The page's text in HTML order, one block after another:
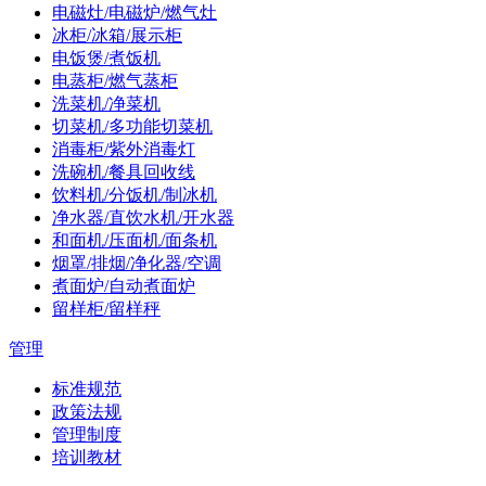
电磁灶/电磁炉/燃气灶
冰柜/冰箱/展示柜
电饭煲/煮饭机
电蒸柜/燃气蒸柜
洗菜机/净菜机
切菜机/多功能切菜机
消毒柜/紫外消毒灯
洗碗机/餐具回收线
饮料机/分饭机/制冰机
净水器/直饮水机/开水器
和面机/压面机/面条机
烟罩/排烟/净化器/空调
煮面炉/自动煮面炉
留样柜/留样秤
管理
标准规范
政策法规
管理制度
培训教材